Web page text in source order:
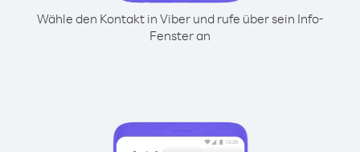
Wähle den Kontakt in Viber und rufe über sein Info-
Fenster an